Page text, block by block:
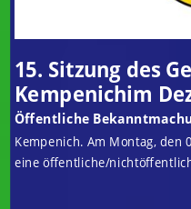
15. Sitzung des
Kempenichim
Öffentliche
Kempenich. Am Montag, den
eine öffentliche/